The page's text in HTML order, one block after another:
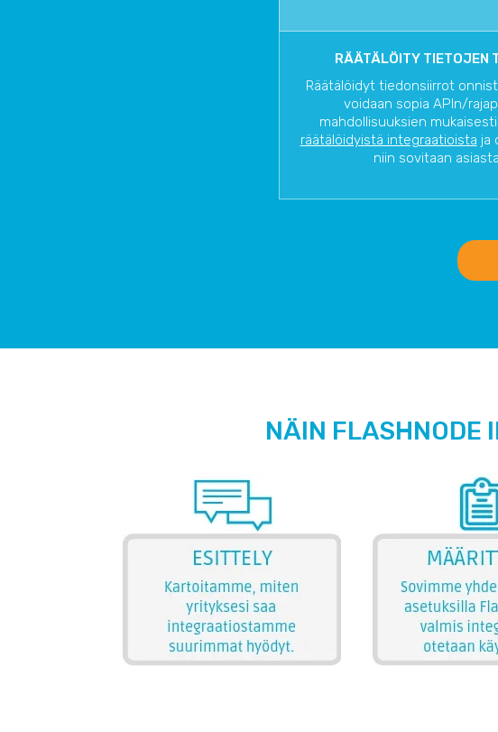
RÄÄTÄLÖITY TIETOJEN
Räätälöidyt tiedonsiirrot
voidaan sopia APIn/
mahdollisuuksien
räätälöidyistä integraatioista ja
niin sovitaan
NÄIN FLASHNODE